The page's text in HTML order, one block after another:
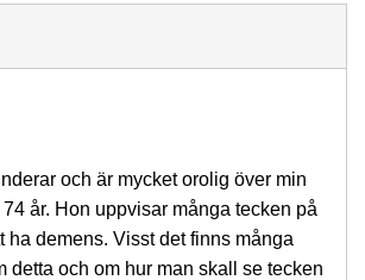
och är mycket orolig över min
år. Hon uppvisar många tecken på
ha demens. Visst det finns många
detta och om hur man skall se tecken